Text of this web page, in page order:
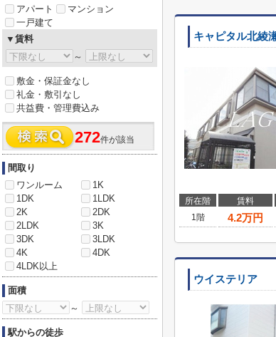
キャピタル北綾
所在階 賃料
1階
4.2万円
ウイステリア
アパート
マンション
一戸建て
▼賃料
～
敷金・保証金なし
礼金・敷引なし
共益費・管理費込み
272件が該当
間取り
ワンルーム
1K
1DK
1LDK
2K
2DK
2LDK
3K
3DK
3LDK
4K
4DK
4LDK以上
面積
～
駅からの徒歩